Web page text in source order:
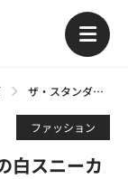
ザ・スタンダード！コンバースの白スニーカーおすすめモデル＆人気モデルの特徴と違いについて解説
ファッション
白スニーカ